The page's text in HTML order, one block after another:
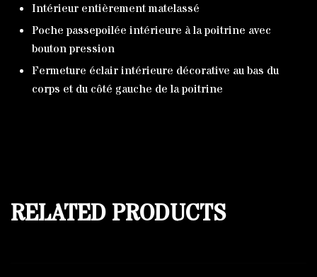
Intérieur entièrement matelassé
Poche passepoilée intérieure à la poitrine avec
bouton pression
Fermeture éclair intérieure décorative au bas du
corps et du côté gauche de la poitrine
RELATED PRODUCTS